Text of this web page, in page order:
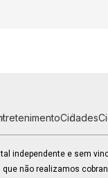
Cidades
independente e sem
não realizamos